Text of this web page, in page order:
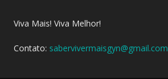
Viva Mais! Viva Melhor!
Contato: sabervivermaisgyn@gmail.com